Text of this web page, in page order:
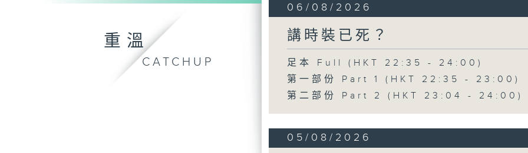
重溫
CATCHUP
06/08/2026
講時裝已死？
足本 Full (HKT 22:35 - 24:00)
第一部份 Part 1 (HKT 22:35 - 23:00)
第二部份 Part 2 (HKT 23:04 - 24:00)
05/08/2026